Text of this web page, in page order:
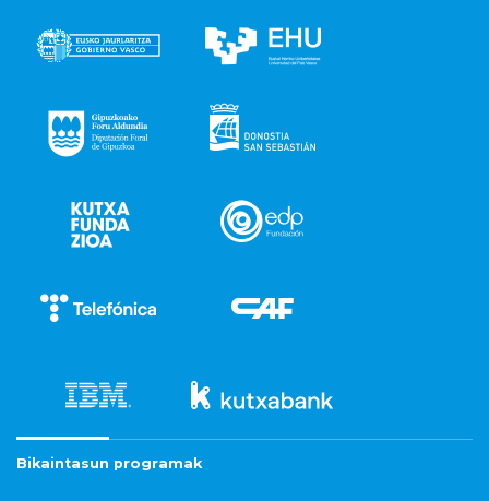
Bikaintasun programak